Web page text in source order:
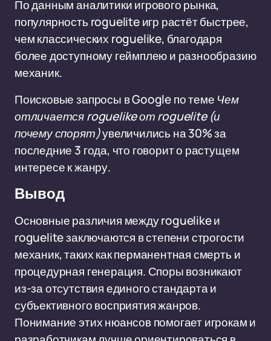
По данным аналитики игрового рынка,
популярность roguelite игр растёт быстрее,
чем классических roguelike, благодаря
более доступному геймплею и разнообразию
механик.
Поисковые запросы в Google по теме Чем
отличается roguelike от roguelite (и
почему спорят)увеличились на 30% за
последние 3 года, что говорит о растущем
интересе к жанру.
Вывод
Основные различия между roguelike и
roguelite заключаются в степени строгости
механик, таких как перманентная смерть и
процедурная генерация. Споры возникают
из-за отсутствия единого стандарта и
субъективного восприятия жанров.
Понимание этих нюансов помогает игрокам и